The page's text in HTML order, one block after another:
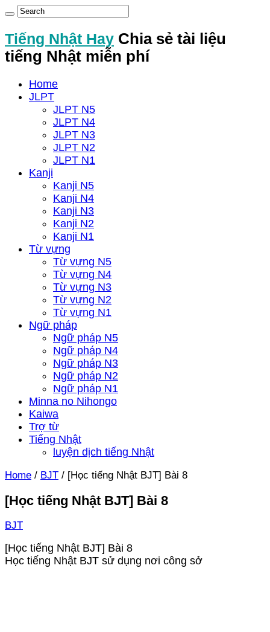
Tiếng Nhật Hay Chia sẻ tài liệu
tiếng Nhật miễn phí
Home
JLPT
JLPT N5
JLPT N4
JLPT N3
JLPT N2
JLPT N1
Kanji
Kanji N5
Kanji N4
Kanji N3
Kanji N2
Kanji N1
Từ vựng
Từ vựng N5
Từ vựng N4
Từ vựng N3
Từ vựng N2
Từ vựng N1
Ngữ pháp
Ngữ pháp N5
Ngữ pháp N4
Ngữ pháp N3
Ngữ pháp N2
Ngữ pháp N1
Minna no Nihongo
Kaiwa
Trợ từ
Tiếng Nhật
luyện dịch tiếng Nhật
Home / BJT / [Học tiếng Nhật BJT] Bài 8
[Học tiếng Nhật BJT] Bài 8
BJT
[Học tiếng Nhật BJT] Bài 8
Học tiếng Nhật BJT sử dụng nơi công sở